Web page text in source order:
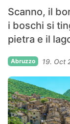
Scanno, il
i boschi si
pietra e il
Abruzzo 19. Oct